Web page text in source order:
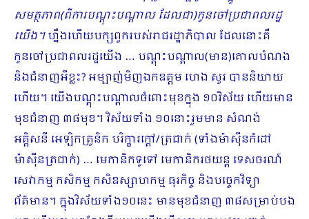
សមត្ថភាព(ពីការបណ្ដុះបណ្ដាល ដែលជា)កូនចៅប្រជាពលរដ្ឋ
យើង​។ហ្នឹងហើយបក្សពួករបស់រាជរដ្ឋាភិបាល ដែលនោះគឺ
កូនចៅប្រជាពលរដ្ឋយើង … បណ្ដុះបណ្ដាល(មាន)គោលបំណង
និងជំនាញអីខ្លះ? អម្បាញ់មិញឯកឧត្ដម ហេង សួរ បាននិយាយ
ហើយ។ យើងបណ្ដុះបណ្ដាលចំពោះមុខក្នុង ១០វិស័យ ហើយមាន
មុខជំនាញ ៣៨មុខ។ វិស័យទាំង ១០នោះរួមមាន សំណង់
អគ្គិសនី អេឡិកត្រូនិក បរិក្ខារក្ដៅ/ត្រជាក់ (ទាំងម៉ាស៊ីនកំដៅ
ម៉ាស៊ីនត្រជាក់) … មេកានិកទូទៅ មេកានិករថយន្ត ទេសចរណ៍
សេវាកម្ម កសិកម្ម កសិឧស្សាហកម្ម ធុរកិច្ច និងបច្ចេកវិទ្យា
ព័ត៌មាន។ ក្នុងវិស័យទាំង១០នេះ មានមុខជំនាញ ៣៨សម្រាប់បង